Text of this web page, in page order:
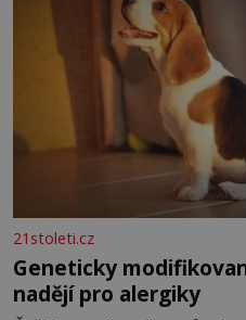
21stoleti.cz
Geneticky
nadějí pro alergiky